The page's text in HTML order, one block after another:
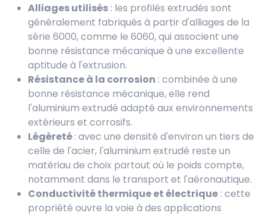
Alliages utilisés : les profilés extrudés sont
généralement fabriqués à partir d'alliages de la
série 6000, comme le 6060, qui associent une
bonne résistance mécanique à une excellente
aptitude à l'extrusion.
Résistance à la corrosion : combinée à une
bonne résistance mécanique, elle rend
l'aluminium extrudé adapté aux environnements
extérieurs et corrosifs.
Légèreté: avec une densité d'environ un tiers de
celle de l'acier, l'aluminium extrudé reste un
matériau de choix partout où le poids compte,
notamment dans le transport et l'aéronautique.
Conductivité thermique et électrique : cette
propriété ouvre la voie à des applications